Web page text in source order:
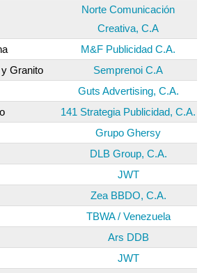
Norte Comunicación
Creativa, C.A
M&F Publicidad C.A.
Granito
Semprenoi C.A
Guts Advertising, C.A.
141 Strategia Publicidad, C.A.
Grupo Ghersy
DLB Group, C.A.
JWT
Zea BBDO, C.A.
TBWA / Venezuela
Ars DDB
JWT